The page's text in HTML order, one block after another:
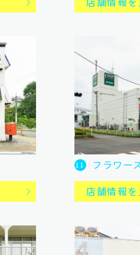
11
フラワー
店舗情報を